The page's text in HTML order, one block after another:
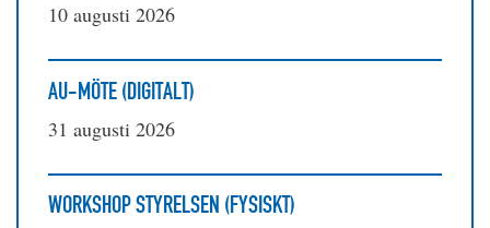
10 augusti 2026
AU-MÖTE (DIGITALT)
31 augusti 2026
WORKSHOP STYRELSEN (FYSISKT)